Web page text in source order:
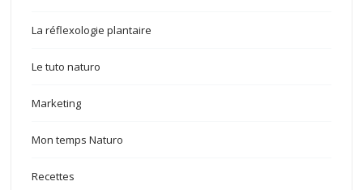
La réflexologie plantaire
Le tuto naturo
Marketing
Mon temps Naturo
Recettes